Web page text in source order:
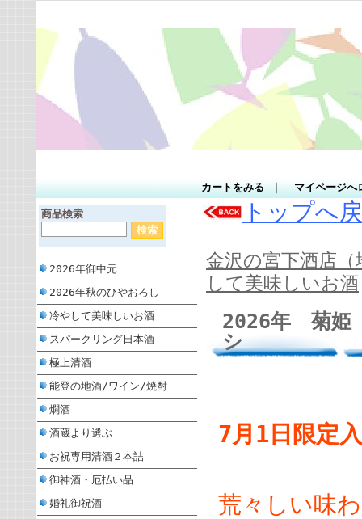
カートをみる マイページへ
商品検索
2026年御中元
2026年秋のひやおろし
冷やして美味しいお酒
スパークリング日本酒
極上清酒
能登の地酒/ワイン/焼酎
燗酒
酒蔵より選ぶ
お祝専用清酒２本詰
御神酒・厄払い品
婚礼御祝酒
トップへ
金沢の宮下酒店
して美味しいお酒
2026年 菊姫
シ
7月1日限定
荒々しい味